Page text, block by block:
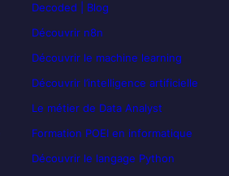
Decoded | Blog
Découvrir n8n
Découvrir le machine learning
Découvrir l’intelligence artificielle
Le métier de Data Analyst
Formation POEI en informatique
Découvrir le langage Python